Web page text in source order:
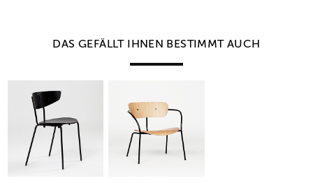
DAS GEFÄLLT IHNEN BESTIMMT AUCH